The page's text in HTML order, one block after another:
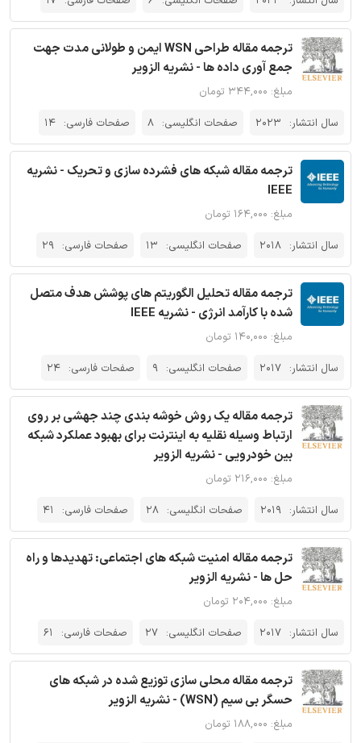
ترجمه مقاله طراحی WSN ایمن و طولانی مدت جهت
جمع آوری داده ها - نشریه الزویر
مبلغ: ۳۴۴,۰۰۰ تومان
سال انتشار: 2023 صفحات انگلیسی: 8 صفحات فارسی: 14
ترجمه مقاله شبکه های فشرده سازی و تحریک - نشریه
IEEE
مبلغ: ۱۶۴,۰۰۰ تومان
سال انتشار: 2018 صفحات انگلیسی: 13 صفحات فارسی: 29
ترجمه مقاله تحلیل الگوریتم های پوشش هدف متصل
شده با کارآمد انرژی - نشریه IEEE
مبلغ: ۱۴۰,۰۰۰ تومان
سال انتشار: 2017 صفحات انگلیسی: 9 صفحات فارسی: 24
ترجمه مقاله یک روش خوشه بندی چند جهشی بر روی
ارتباط وسیله نقلیه به اینترنت برای بهبود عملکرد شبکه
بین خودرویی - نشریه الزویر
مبلغ: ۲۱۶,۰۰۰ تومان
سال انتشار: 2019 صفحات انگلیسی: 28 صفحات فارسی: 41
ترجمه مقاله امنیت شبکه های اجتماعی: تهدیدها و راه
حل ها - نشریه الزویر
مبلغ: ۲۰۴,۰۰۰ تومان
سال انتشار: 2017 صفحات انگلیسی: 27 صفحات فارسی: 61
ترجمه مقاله محلی سازی توزیع شده در شبکه های
حسگر بی سیم (WSN) - نشریه الزویر
مبلغ: ۱۸۸,۰۰۰ تومان